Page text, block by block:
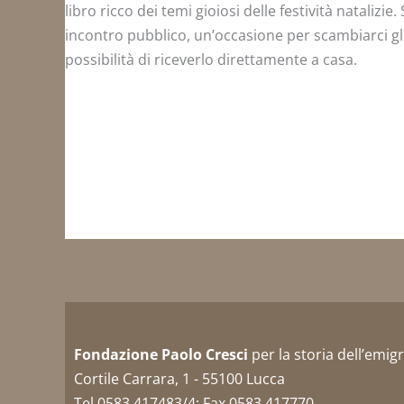
libro ricco dei temi gioiosi delle festività
incontro pubblico, un’occasione per scambiarci
possibilità di riceverlo direttamente a casa.
Fondazione Paolo Cresci per la storia
Cortile Carrara, 1 - 55100 Lucca